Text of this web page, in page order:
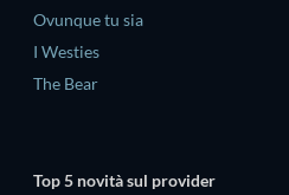
Ovunque tu sia
I Westies
The Bear
Top 5 novità sul provider